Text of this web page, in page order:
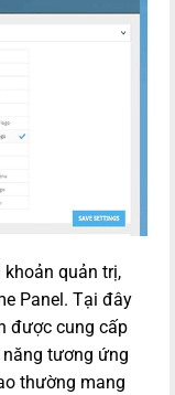
khoản quản trị,
Panel. Tại đây
được cung cấp
tương ứng
thường mang